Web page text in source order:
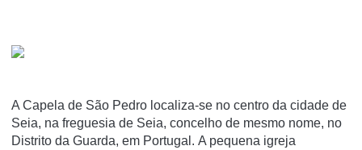
A Capela de São Pedro localiza-se no centro da cidade de
Seia, na freguesia de Seia, concelho de mesmo nome, no
Distrito da Guarda, em Portugal. A pequena igreja